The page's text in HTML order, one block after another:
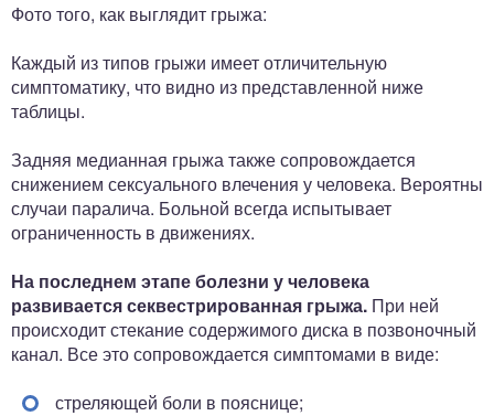
Фото того, как выглядит грыжа:
Каждый из типов грыжи имеет отличительную
симптоматику, что видно из представленной ниже
таблицы.
Задняя медианная грыжа также сопровождается
снижением сексуального влечения у человека. Вероятны
случаи паралича. Больной всегда испытывает
ограниченность в движениях.
На последнем этапе болезни у человека
развивается секвестрированная грыжа. При ней
происходит стекание содержимого диска в позвоночный
канал. Все это сопровождается симптомами в виде:
стреляющей боли в пояснице;